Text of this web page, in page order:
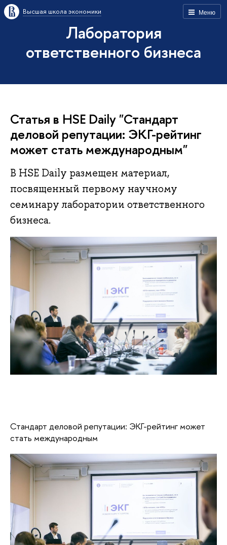
Меню
Высшая школа экономики
Лаборатория
ответственного бизнеса
Статья в HSE Daily "Стандарт
деловой репутации: ЭКГ-рейтинг
может стать международным"
В HSE Daily размещен материал,
посвященный первому научному
семинару лаборатории ответственного
бизнеса.
Стандарт деловой репутации: ЭКГ-рейтинг может
стать международным